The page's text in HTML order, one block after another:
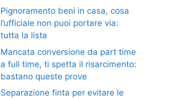
Pignoramento beni in casa, cosa
l’ufficiale non puoi portare via:
tutta la lista
Mancata conversione da part time
a full time, ti spetta il risarcimento:
bastano queste prove
Separazione finta per evitare le